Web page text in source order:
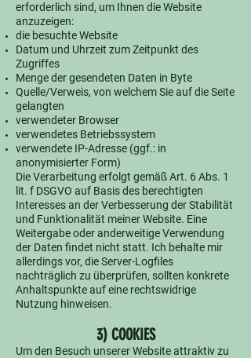
erforderlich sind, um Ihnen die Website
anzuzeigen:
die besuchte Website
Datum und Uhrzeit zum Zeitpunkt des
Zugriffes
Menge der gesendeten Daten in Byte
Quelle/Verweis, von welchem Sie auf die Seite
gelangten
verwendeter Browser
verwendetes Betriebssystem
verwendete IP-Adresse (ggf.: in
anonymisierter Form)
Die Verarbeitung erfolgt gemäß Art. 6 Abs. 1
lit. f DSGVO auf Basis des berechtigten
Interesses an der Verbesserung der Stabilität
und Funktionalität meiner Website. Eine
Weitergabe oder anderweitige Verwendung
der Daten findet nicht statt. Ich behalte mir
allerdings vor, die Server-Logfiles
nachträglich zu überprüfen, sollten konkrete
Anhaltspunkte auf eine rechtswidrige
Nutzung hinweisen.
3) COOKIES
Um den Besuch unserer Website attraktiv zu